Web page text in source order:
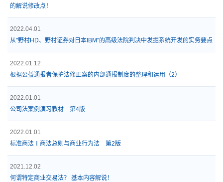
的解说修改点！
2022.04.01
从"野村HD、野村证券对日本IBM"的高级法院判决中发掘系统开发的实务要点
2022.01.12
根据公益通报者保护法修正案的内部通报制度的整理和运用（2）
2022.01.01
公司法案例演习教材 第4版
2022.01.01
标准商法Ⅰ商法总则与商业行为法 第2版
2021.12.02
何谓特定商业交易法？ 基本内容解说！